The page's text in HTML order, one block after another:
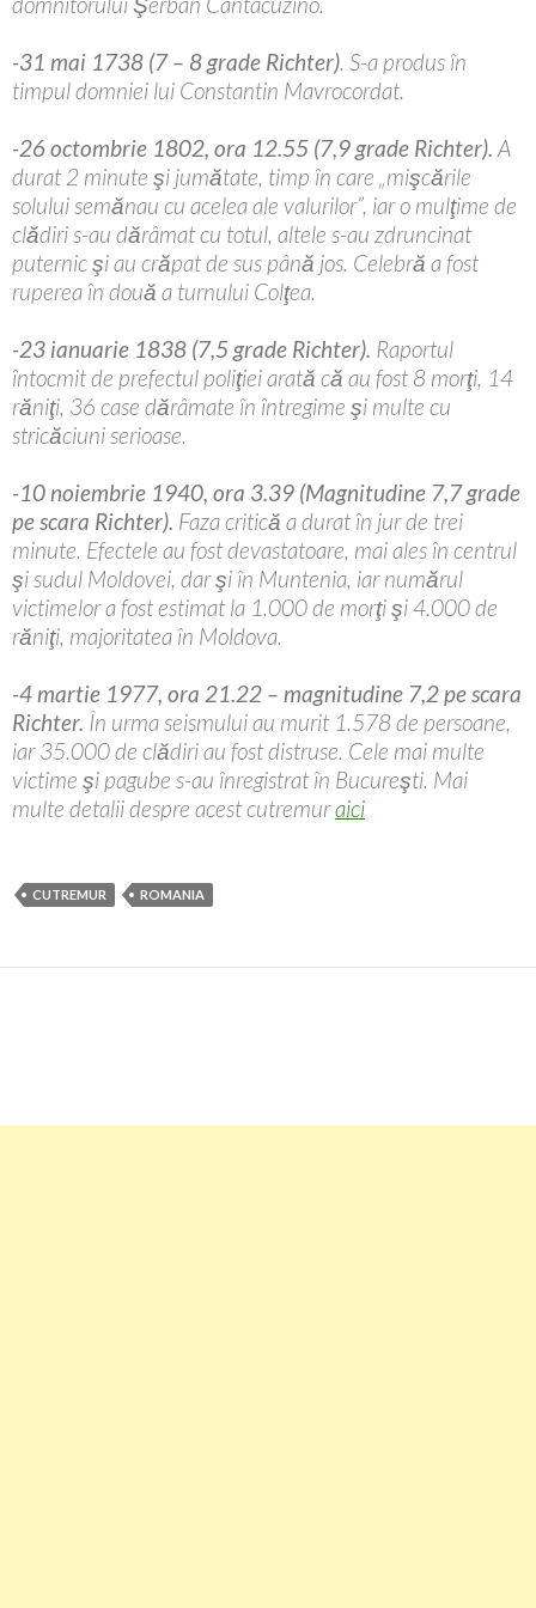
-31 mai 1738 (7 – 8 grade Richter). S-a produs în
timpul domniei lui Constantin Mavrocordat.
-26 octombrie 1802, ora 12.55 (7,9 grade Richter). A
durat 2 minute şi jumătate, timp în care „mişcările
solului semănau cu acelea ale valurilor”, iar o mulţime de
clădiri s-au dărâmat cu totul, altele s-au zdruncinat
puternic şi au crăpat de sus până jos. Celebră a fost
ruperea în două a turnului Colţea.
-23 ianuarie 1838 (7,5 grade Richter). Raportul
întocmit de prefectul poliţiei arată că au fost 8 morţi, 14
răniţi, 36 case dărâmate în întregime şi multe cu
stricăciuni serioase.
-10 noiembrie 1940, ora 3.39 (Magnitudine 7,7 grade
pe scara Richter). Faza critică a durat în jur de trei
minute. Efectele au fost devastatoare, mai ales în centrul
şi sudul Moldovei, dar şi în Muntenia, iar numărul
victimelor a fost estimat la 1.000 de morţi şi 4.000 de
răniţi, majoritatea în Moldova.
-4 martie 1977, ora 21.22 – magnitudine 7,2 pe scara
Richter. În urma seismului au murit 1.578 de persoane,
iar 35.000 de clădiri au fost distruse. Cele mai multe
victime şi pagube s-au înregistrat în Bucureşti. Mai
multe detalii despre acest cutremuraici
CUTREMUR ROMANIA